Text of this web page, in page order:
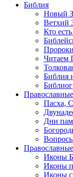
Библия
Новый
Ветхий
Кто
Читаем
Библия
Пасха,
Дни
Иконы
Иконы
Иконы